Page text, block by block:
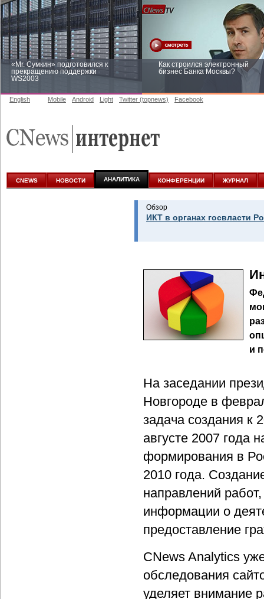
«Mr. Сумкин» подготовился к
прекращению поддержки
WS2003
Как строился электронный
бизнес Банка Москвы?
аналитике
English Mobile Android Light Twitter (topnews) Facebook
CNEWS НОВОСТИ АНАЛИТИКА КОНФЕРЕНЦИИ ЖУРНАЛ
Обзор
ИКТ в органах госвласти
и
На заседании
Новгороде в
задача создания к
августе 2007 года
формирования в
2010 года.
направлений
информации о
предоставление
CNews Analytics
обследования
уделяет внимание